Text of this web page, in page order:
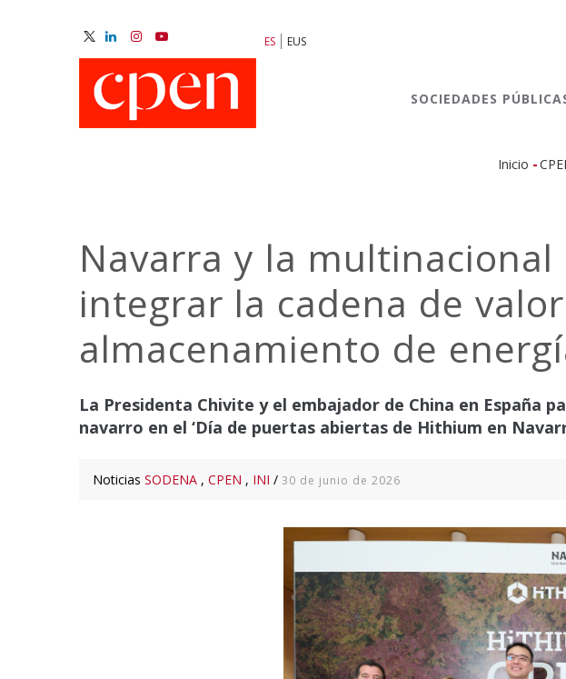
ES EUS
NAVIGATION
SOCIEDADES
de
la
Inicio -
Navarra y la
integrar la cadena de
almacenamiento de
La Presidenta Chivite y el embajador de China en
navarro en el ‘Día de puertas abiertas de Hithium en
Noticias SODENA , CPEN , INI / 30 de junio de 2026